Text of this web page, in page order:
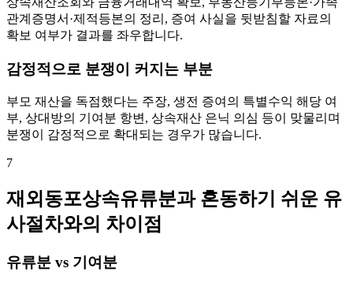
관계증명서·제적등본의 정리, 증여 사실을 뒷받침할 자료의
확보 여부가 결과를 좌우합니다.
감정적으로 분쟁이 커지는 부분
부모 재산을 독점했다는 주장, 생전 증여의 특별수익 해당 여
부, 상대방의 기여분 항변, 상속재산 은닉 의심 등이 맞물리며
분쟁이 감정적으로 확대되는 경우가 많습니다.
7
재외동포상속유류분과 혼동하기 쉬운 유
사절차와의 차이점
유류분 vs 기여분